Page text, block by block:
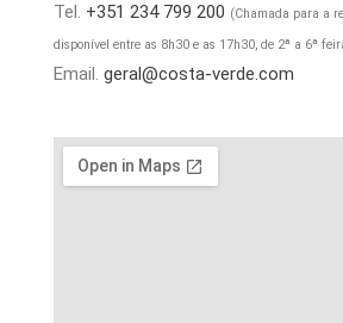
Tel. +351 234 799 200 (Chamada para a
disponível entre as 8h30 e as 17h30, de 2ª a 6ª
Email. geral@costa-verde.com